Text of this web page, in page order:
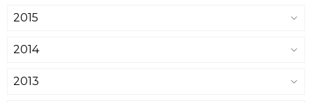
2015
2014
2013